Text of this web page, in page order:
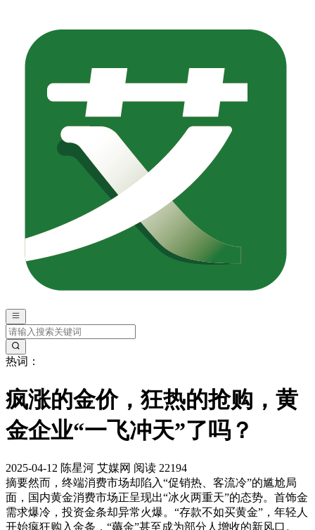
热词：
疯涨的金价，狂热的抢购，黄
金企业“一飞冲天”了吗？
2025-04-12 陈星河 艾媒网 阅读 22194
摘要然而，终端消费市场却陷入“促销热、客流冷”的尴尬局
面，国内黄金消费市场正呈现出“冰火两重天”的态势。首饰金
需求爆冷，投资金条却异常火爆。“存款不如买黄金”，年轻人
开始疯狂购入金条，“薅金”甚至成为部分人增收的新风口。